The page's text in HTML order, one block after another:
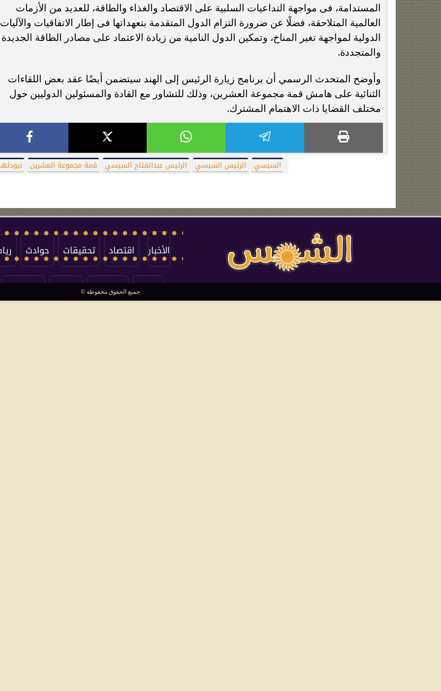
المستدامة، فى مواجهة التداعيات السلبية على الاقتصاد والغذاء والطاقة، للعديد من الأزمات
العالمية المتلاحقة، فضلًا عن ضرورة التزام الدول المتقدمة بتعهداتها فى إطار الاتفاقيات والآليات
الدولية لمواجهة تغير المناخ، وتمكين الدول النامية من زيادة الاعتماد على مصادر الطاقة الجديدة
والمتجددة.
وأوضح المتحدث الرسمي أن برنامج زيارة الرئيس إلى الهند سيتضمن أيضًا عقد بعض اللقاءات
الثنائية على هامش قمة مجموعة العشرين، وذلك للتشاور مع القادة والمسئولين الدوليين حول
مختلف القضايا ذات الاهتمام المشترك.
السيسي الرئيس السيسي الرئيس عبدالفتاح السيسي قمة مجموعة العشرين
الأخبار اقتصاد تحقيقات حوادث
العالم سوشيال
جميع الحقوق محفوظة ©